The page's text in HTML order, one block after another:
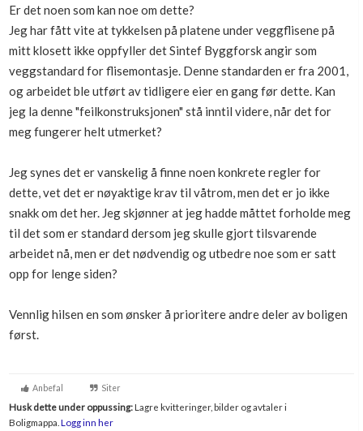
Boligmappa+
Få mer ut av Boligmappa
Er det noen som kan noe om dette?
Jeg har fått vite at tykkelsen på platene under veggflisene på
mitt klosett ikke oppfyller det Sintef Byggforsk angir som
veggstandard for flisemontasje. Denne standarden er fra 2001,
og arbeidet ble utført av tidligere eier en gang før dette. Kan
jeg la denne "feilkonstruksjonen" stå inntil videre, når det for
meg fungerer helt utmerket?
Jeg synes det er vanskelig å finne noen konkrete regler for
dette, vet det er nøyaktige krav til våtrom, men det er jo ikke
snakk om det her. Jeg skjønner at jeg hadde måttet forholde meg
til det som er standard dersom jeg skulle gjort tilsvarende
arbeidet nå, men er det nødvendig og utbedre noe som er satt
opp for lenge siden?
Vennlig hilsen en som ønsker å prioritere andre deler av boligen
først.
Anbefal Siter
Husk dette under oppussing:Lagre kvitteringer, bilder og avtaler i
Boligmappa. Logg inn her